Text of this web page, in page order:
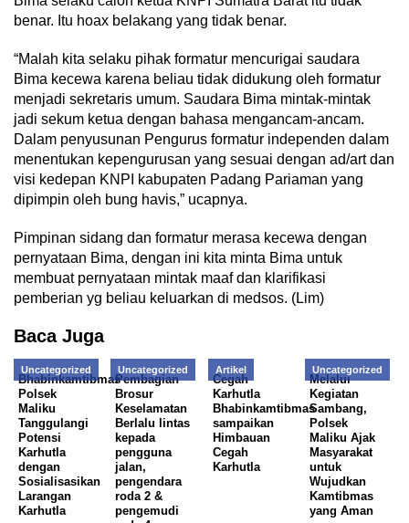
benar. Itu hoax belakang yang tidak benar.
“Malah kita selaku pihak formatur mencurigai saudara
Bima kecewa karena beliau tidak didukung oleh formatur
menjadi sekretaris umum. Saudara Bima mintak-mintak
jadi sekum ketua dengan bahasa mengancam-ancam.
Dalam penyusunan Pengurus formatur independen dalam
menentukan kepengurusan yang sesuai dengan ad/art dan
visi kedepan KNPI kabupaten Padang Pariaman yang
dipimpin oleh bung havis,” ucapnya.
Pimpinan sidang dan formatur merasa kecewa dengan
pernyataan Bima, dengan ini kita minta Bima untuk
membuat pernyataan mintak maaf dan klarifikasi
pemberian yg beliau keluarkan di medsos. (Lim)
Baca Juga
Uncategorized
Bhabinkamtibmas
Polsek
Maliku
Tanggulangi
Potensi
Karhutla
dengan
Sosialisasikan
Larangan
Karhutla
Uncategorized
Pembagian
Brosur
Keselamatan
Berlalu lintas
kepada
pengguna
jalan,
pengendara
roda 2 &
pengemudi
Artikel
Cegah
Karhutla
Bhabinkamtibmas
sampaikan
Himbauan
Cegah
Karhutla
Uncategorized
Melalui
Kegiatan
Sambang,
Polsek
Maliku Ajak
Masyarakat
untuk
Wujudkan
Kamtibmas
yang Aman